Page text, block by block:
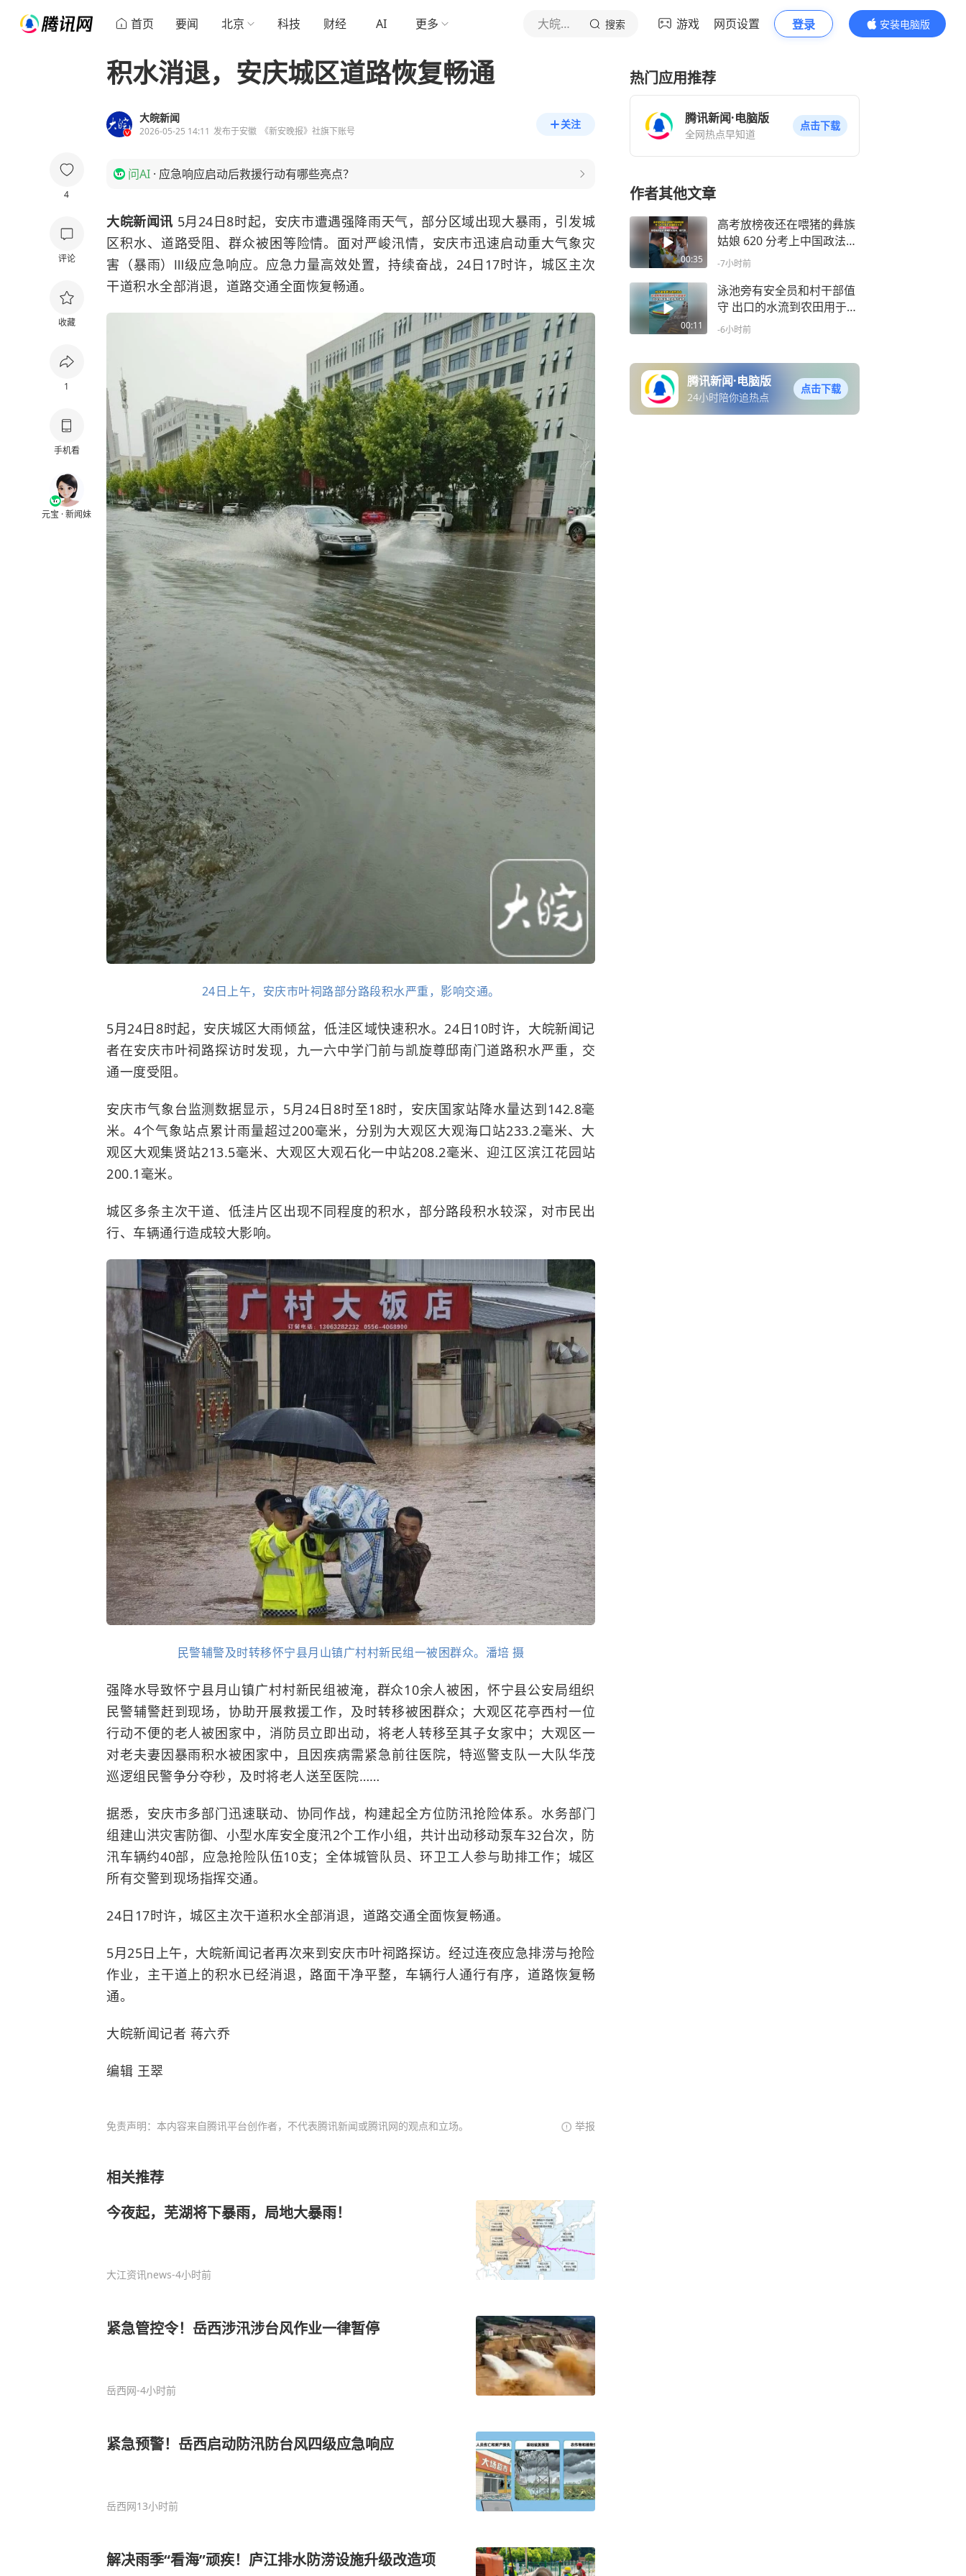
首页 要闻 北京 科技 财经 AI 更多 大皖新闻 搜索 游戏 网页设置 登录
安装电脑版
内容更精彩
4
评论
收藏
1
手机看
元宝 · 新闻妹
积水消退，安庆城区道路恢复畅通
大皖新闻
2026-05-25 14:11 发布于安徽 《新安晚报》社旗下账号
关注
问AI · 应急响应启动后救援行动有哪些亮点？
大皖新闻讯 5月24日8时起，安庆市遭遇强降雨天气，部分区域出现大暴雨，引发城
区积水、道路受阻、群众被困等险情。面对严峻汛情，安庆市迅速启动重大气象灾
害（暴雨）Ⅲ级应急响应。应急力量高效处置，持续奋战，24日17时许，城区主次
干道积水全部消退，道路交通全面恢复畅通。
24日上午，安庆市叶祠路部分路段积水严重，影响交通。
5月24日8时起，安庆城区大雨倾盆，低洼区域快速积水。24日10时许，大皖新闻记
者在安庆市叶祠路探访时发现，九一六中学门前与凯旋尊邸南门道路积水严重，交
通一度受阻。
安庆市气象台监测数据显示，5月24日8时至18时，安庆国家站降水量达到142.8毫
米。4个气象站点累计雨量超过200毫米，分别为大观区大观海口站233.2毫米、大
观区大观集贤站213.5毫米、大观区大观石化一中站208.2毫米、迎江区滨江花园站
200.1毫米。
城区多条主次干道、低洼片区出现不同程度的积水，部分路段积水较深，对市民出
行、车辆通行造成较大影响。
民警辅警及时转移怀宁县月山镇广村村新民组一被困群众。潘培 摄
强降水导致怀宁县月山镇广村村新民组被淹，群众10余人被困，怀宁县公安局组织
民警辅警赶到现场，协助开展救援工作，及时转移被困群众；大观区花亭西村一位
行动不便的老人被困家中，消防员立即出动，将老人转移至其子女家中；大观区一
对老夫妻因暴雨积水被困家中，且因疾病需紧急前往医院，特巡警支队一大队华茂
巡逻组民警争分夺秒，及时将老人送至医院……
据悉，安庆市多部门迅速联动、协同作战，构建起全方位防汛抢险体系。水务部门
组建山洪灾害防御、小型水库安全度汛2个工作小组，共计出动移动泵车32台次，防
汛车辆约40部，应急抢险队伍10支；全体城管队员、环卫工人参与助排工作；城区
所有交警到现场指挥交通。
24日17时许，城区主次干道积水全部消退，道路交通全面恢复畅通。
5月25日上午，大皖新闻记者再次来到安庆市叶祠路探访。经过连夜应急排涝与抢险
作业，主干道上的积水已经消退，路面干净平整，车辆行人通行有序，道路恢复畅
通。
大皖新闻记者 蒋六乔
编辑 王翠
免责声明：本内容来自腾讯平台创作者，不代表腾讯新闻或腾讯网的观点和立场。 举报
相关推荐
今夜起，芜湖将下暴雨，局地大暴雨！
大江资讯news-4小时前
紧急管控令！岳西涉汛涉台风作业一律暂停
岳西网-4小时前
紧急预警！岳西启动防汛防台风四级应急响应
岳西网13小时前
解决雨季“看海”顽疾！庐江排水防涝设施升级改造项
热门应用推荐
腾讯新闻·电脑版
全网热点早知道
点击下载
作者其他文章
00:35
高考放榜夜还在喂猪的彝族
姑娘 620 分考上中国政法大
学 带着父母圆梦北京游 旅
采竹笋
-7小时前
00:11
泳池旁有安全员和村干部值
守 出口的水流到农田用于灌
溉
-6小时前
腾讯新闻·电脑版
24小时陪你追热点
点击下载